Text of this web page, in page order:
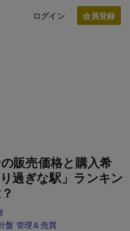
ログイン
販売価格と購入希
過ぎな駅」ランキン
盤 管理＆売買